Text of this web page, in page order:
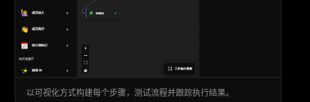
以可视化方式构建每个步骤，测试流程并跟踪执行结果。